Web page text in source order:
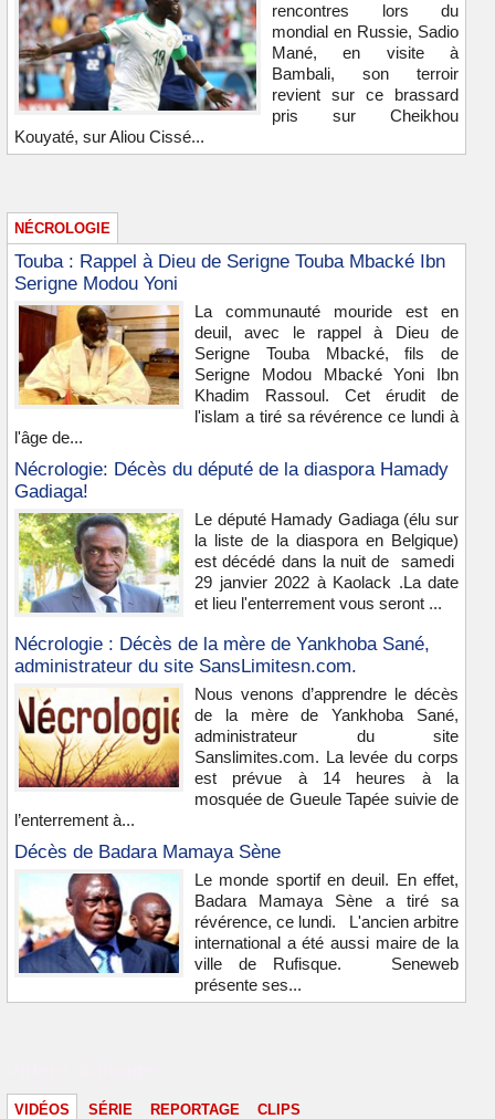
rencontres lors du
mondial en Russie, Sadio
Mané, en visite à
Bambali, son terroir
revient sur ce brassard
pris sur Cheikhou
Kouyaté, sur Aliou Cissé...
NÉCROLOGIE
Touba : Rappel à Dieu de Serigne Touba Mbacké Ibn
Serigne Modou Yoni
La communauté mouride est en
deuil, avec le rappel à Dieu de
Serigne Touba Mbacké, fils de
Serigne Modou Mbacké Yoni Ibn
Khadim Rassoul. Cet érudit de
l'islam a tiré sa révérence ce lundi à
l'âge de...
Nécrologie: Décès du député de la diaspora Hamady
Gadiaga!
Le député Hamady Gadiaga (élu sur
la liste de la diaspora en Belgique)
est décédé dans la nuit de samedi
29 janvier 2022 à Kaolack .La date
et lieu l'enterrement vous seront ...
Nécrologie : Décès de la mère de Yankhoba Sané,
administrateur du site SansLimitesn.com.
Nous venons d’apprendre le décès
de la mère de Yankhoba Sané,
administrateur du site
Sanslimites.com. La levée du corps
est prévue à 14 heures à la
mosquée de Gueule Tapée suivie de
l’enterrement à...
Décès de Badara Mamaya Sène
Le monde sportif en deuil. En effet,
Badara Mamaya Sène a tiré sa
révérence, ce lundi. L'ancien arbitre
international a été aussi maire de la
ville de Rufisque. Seneweb
présente ses...
VIDÉOS SÉRIE REPORTAGE CLIPS